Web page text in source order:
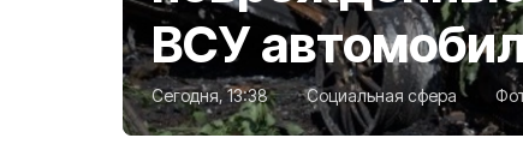
ВСУ
Сегодня, 13:38 Социальная сфера